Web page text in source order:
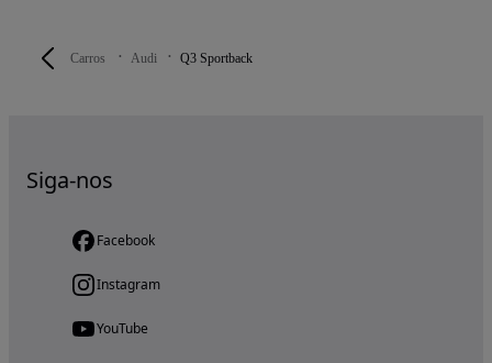
Carros Audi Q3 Sportback
Siga-nos
Facebook
Instagram
YouTube